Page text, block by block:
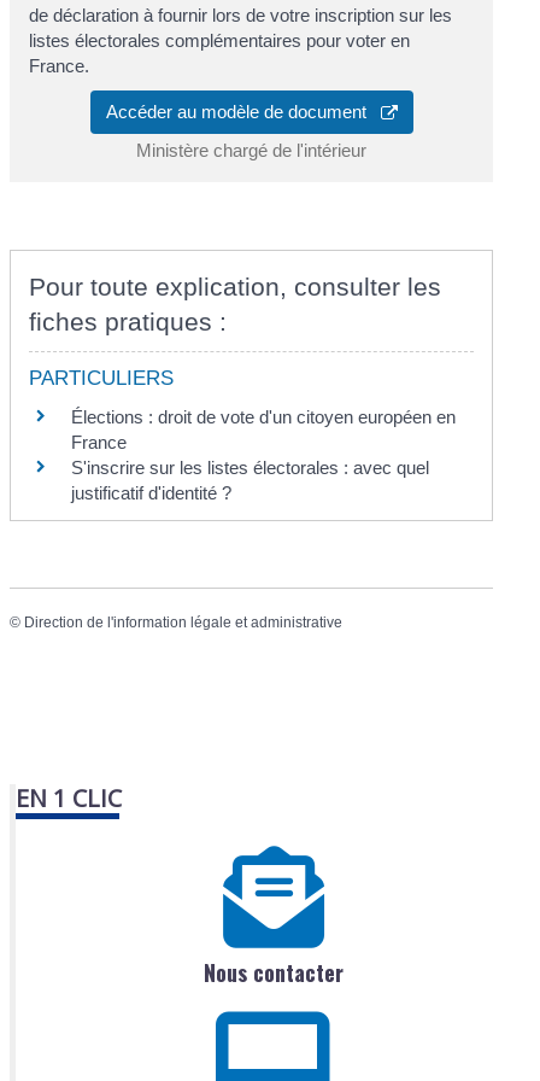
de déclaration à fournir lors de votre inscription sur les
listes électorales complémentaires pour voter en
France.
Accéder au modèle de document
Ministère chargé de l'intérieur
Pour toute explication, consulter les
fiches pratiques :
PARTICULIERS
Élections : droit de vote d'un citoyen européen en
France
S'inscrire sur les listes électorales : avec quel
justificatif d'identité ?
© Direction de l'information légale et administrative
EN 1 CLIC
Nous contacter